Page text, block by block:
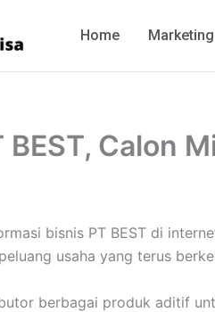
Home
Calon
bisnis PT BEST di
usaha yang terus
berbagai produk aditif